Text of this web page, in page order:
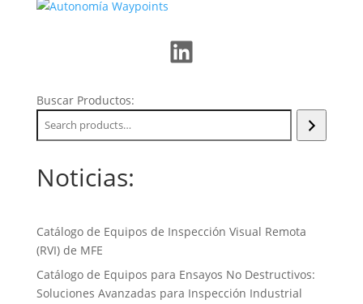
LinkedIn
Buscar Productos:
Noticias:
Catálogo de Equipos de Inspección Visual Remota
(RVI) de MFE
Catálogo de Equipos para Ensayos No Destructivos:
Soluciones Avanzadas para Inspección Industrial